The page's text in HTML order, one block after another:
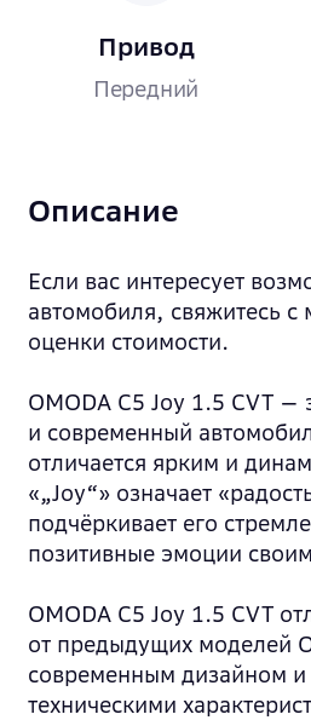
Привод
Передний
Описание
Если вас интересует
автомобиля, свяжитесь
оценки стоимости.
OMODA C5 Joy 1.5 CVT —
и современный
отличается ярким и
«„Joy“» означает
подчёркивает его
позитивные эмоции
OMODA C5 Joy 1.5 CVT
от предыдущих моделей
современным дизайном
техническими